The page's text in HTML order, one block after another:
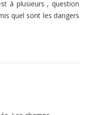
à plusieurs , question
quel sont les dangers